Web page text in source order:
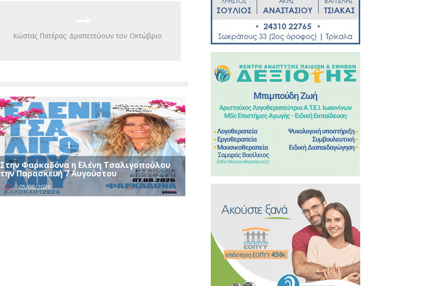
Κώστας Πατέρας: Δραπετεύουν τον Οκτώβριο
Στην Φαρκαδόνα η Ελένη Τσαλιγοπούλου
την Παρασκευή 7 Αυγούστου
05/08/2026